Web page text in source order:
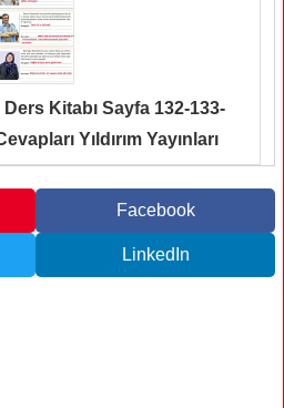
Kitabı Sayfa 132-133-
Yıldırım Yayınları
Facebook
LinkedIn